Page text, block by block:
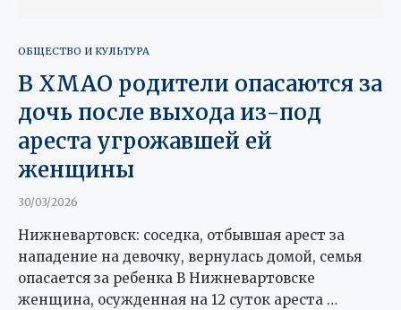
ОБЩЕСТВО И КУЛЬТУРА
В ХМАО родители опасаются за
дочь после выхода из-под
ареста угрожавшей ей
женщины
30/03/2026
Нижневартовск: соседка, отбывшая арест за
нападение на девочку, вернулась домой, семья
опасается за ребенка В Нижневартовске
женщина, осужденная на 12 суток ареста …